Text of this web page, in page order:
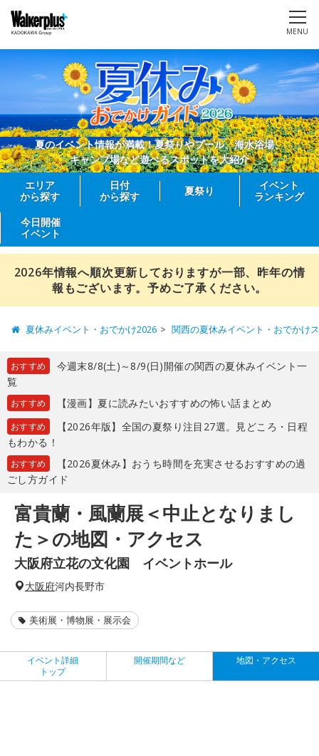
MENU
夏のイベント情報が満載！夏祭りやプール、海水浴場、
キャンプ場など遊べるスポットを大紹介
エリア
から探す
日付
から探す
夏祭り
イベント
ランキング
今日開催
イベント
2026年情報へ順次更新しておりますが一部、昨年の情
報もございます。予めご了承ください。
夏休みイベント・おでかけ2026 関西の夏休みイベント・おでかけ
おすすめ
今週末8/8(土)～8/9(日)開催の関西の夏休みイベント一
覧
おすすめ 【漫画】夏に読みたいおすすめの怖い話まとめ
おすすめ
【2026年版】全国の夏祭り注目27選。見どころ・日程
もわかる！
おすすめ
【2026夏休み】おうち時間を充実させるおすすめの過
ごし方ガイド
富貴蘭・風蘭展＜中止となりまし
た＞の地図・アクセス
大阪府立花の文化園 イベントホール
大阪府河内長野市
美術展・博物展・展示会
イベント詳細
トップ
開催期間など 地図・アクセス